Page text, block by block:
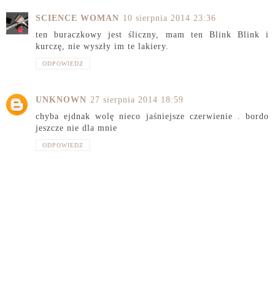
SCIENCE WOMAN 10 sierpnia 2014 23:36
ten buraczkowy jest śliczny, mam ten Blink Blink i
kurczę, nie wyszły im te lakiery.
ODPOWIEDZ
UNKNOWN 27 sierpnia 2014 18:59
chyba ejdnak wolę nieco jaśniejsze czerwienie . bordo
jeszcze nie dla mnie
ODPOWIEDZ